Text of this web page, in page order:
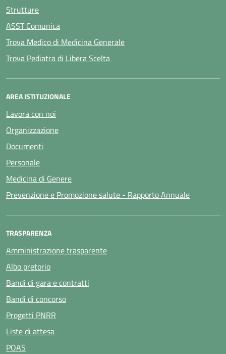
Strutture
ASST Comunica
Trova Medico di Medicina Generale
Trova Pediatra di Libera Scelta
AREA ISTITUZIONALE
Lavora con noi
Organizzazione
Documenti
Personale
Medicina di Genere
Prevenzione e Promozione salute - Rapporto Annuale
TRASPARENZA
Amministrazione trasparente
Albo pretorio
Bandi di gara e contratti
Bandi di concorso
Progetti PNRR
Liste di attesa
POAS